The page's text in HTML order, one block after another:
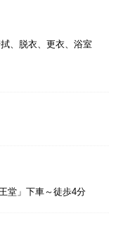
、脱衣、更衣、浴室
堂」下車～徒歩4分